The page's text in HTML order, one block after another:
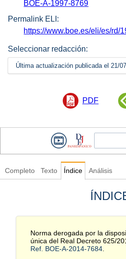
BOE-A-1997-8769
Permalink ELI:
https://www.boe.es/eli/es/rd/
Seleccionar redacción:
Última actualización publicada el 21/
PDF
Completo Texto Índice Análisis
Norma derogada por la
única del Real Decreto 625/
Ref. BOE-A-2014-7684.